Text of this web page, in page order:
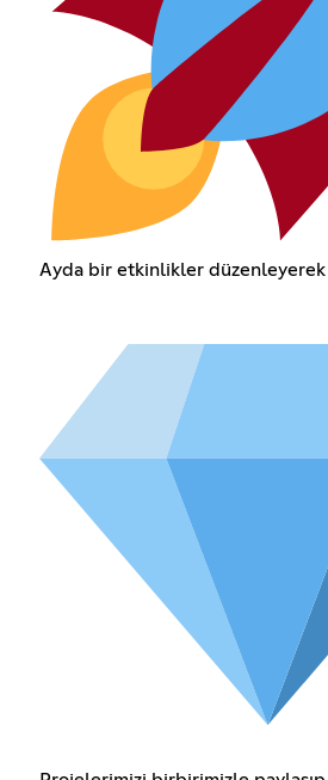
Ayda bir etkinlikler düzenleyerek